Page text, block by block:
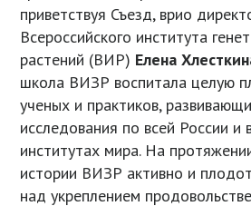
приветствуя Съезд, врио
Всероссийского института
растений (ВИР) Елена
школа ВИЗР воспитала целую
ученых и практиков,
исследования по всей России
институтах мира. На
истории ВИЗР активно и
над укреплением